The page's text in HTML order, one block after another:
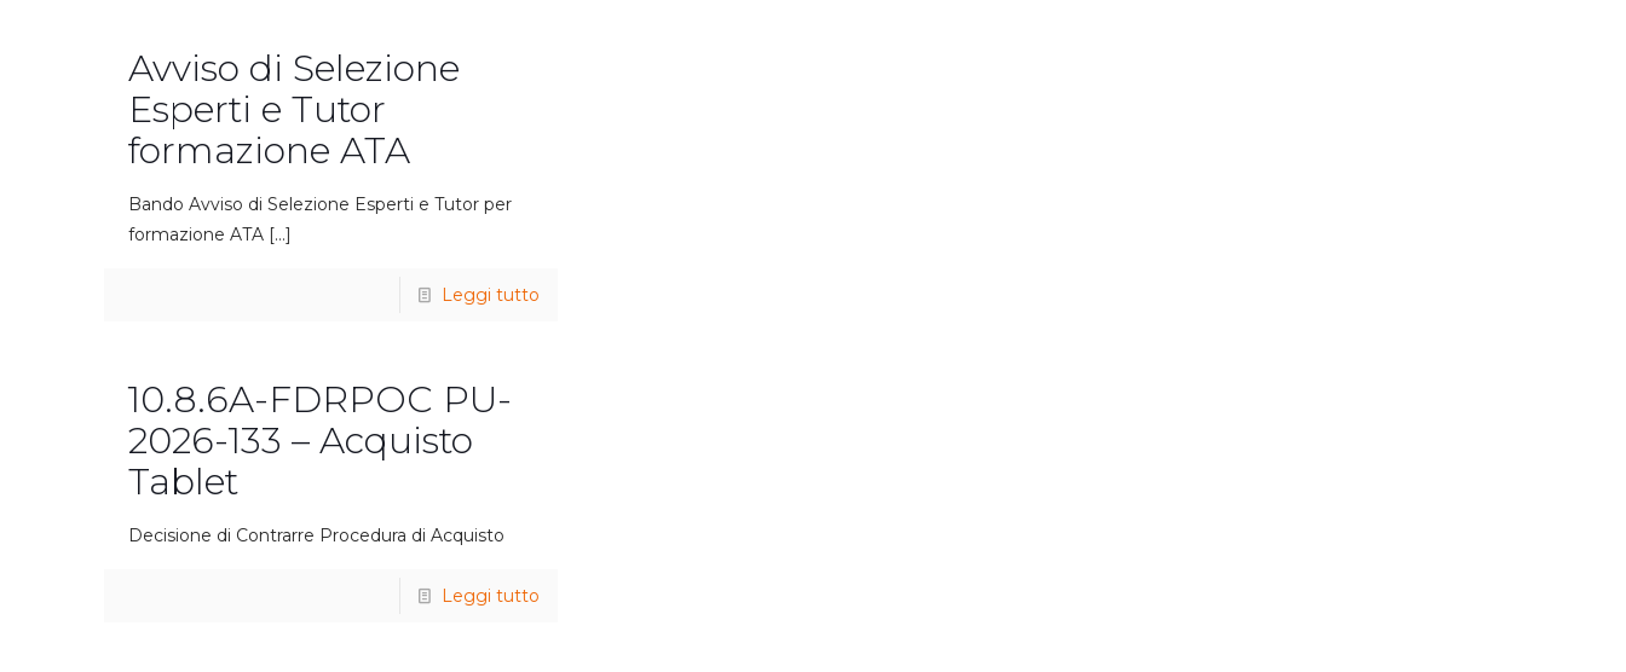
Avviso di Selezione
Esperti e Tutor
formazione ATA
Bando Avviso di Selezione Esperti e Tutor per
formazione ATA […]
Leggi tutto
10.8.6A-FDRPOC PU-
2026-133 – Acquisto
Tablet
Decisione di Contrarre Procedura di Acquisto
Leggi tutto